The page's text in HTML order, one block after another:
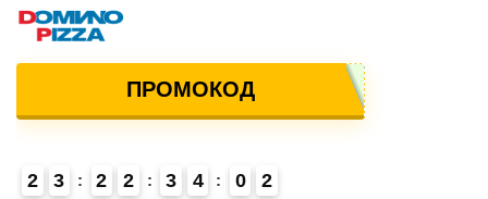
ПРОМОКОД
2 3 2 2 3 4 0 2